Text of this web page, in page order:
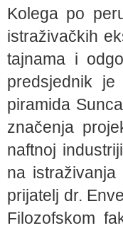
Kolega po
istraživačkih
tajnama i
predsjednik
piramida
značenja
naftnoj
na
prijatelj dr.
Filozofskom